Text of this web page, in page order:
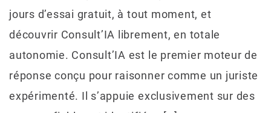
jours d’essai gratuit, à tout moment, et
découvrir Consult’IA librement, en totale
autonomie. Consult’IA est le premier moteur de
réponse conçu pour raisonner comme un juriste
expérimenté. Il s’appuie exclusivement sur des